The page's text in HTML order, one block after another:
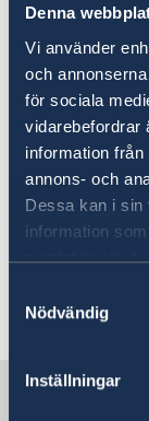
Denna
Vi använder
och
för sociala
vidarebefordrar
information
annons- och
Dessa kan i sin
information
samlat in när
Nödvändig
Inställningar
Moving to
Studying in
For
pets, please
for
At
you can
If you have
Sweden